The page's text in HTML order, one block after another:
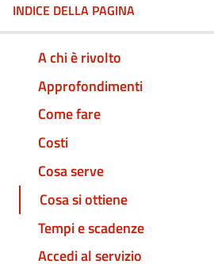
INDICE DELLA PAGINA
A chi è rivolto
Approfondimenti
Come fare
Costi
Cosa serve
Cosa si ottiene
Tempi e scadenze
Accedi al servizio